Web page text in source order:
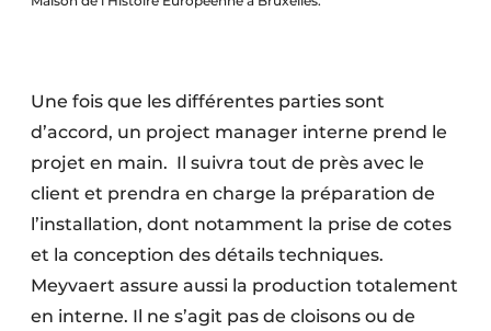
Une fois que les différentes parties sont
d’accord, un project manager interne prend le
projet en main. Il suivra tout de près avec le
client et prendra en charge la préparation de
l’installation, dont notamment la prise de cotes
et la conception des détails techniques.
Meyvaert assure aussi la production totalement
en interne. Il ne s’agit pas de cloisons ou de